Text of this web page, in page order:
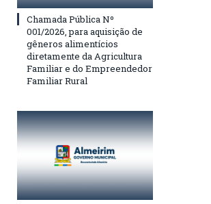
Chamada Pública Nº
001/2026, para aquisição de
gêneros alimentícios
diretamente da Agricultura
Familiar e do Empreendedor
Familiar Rural